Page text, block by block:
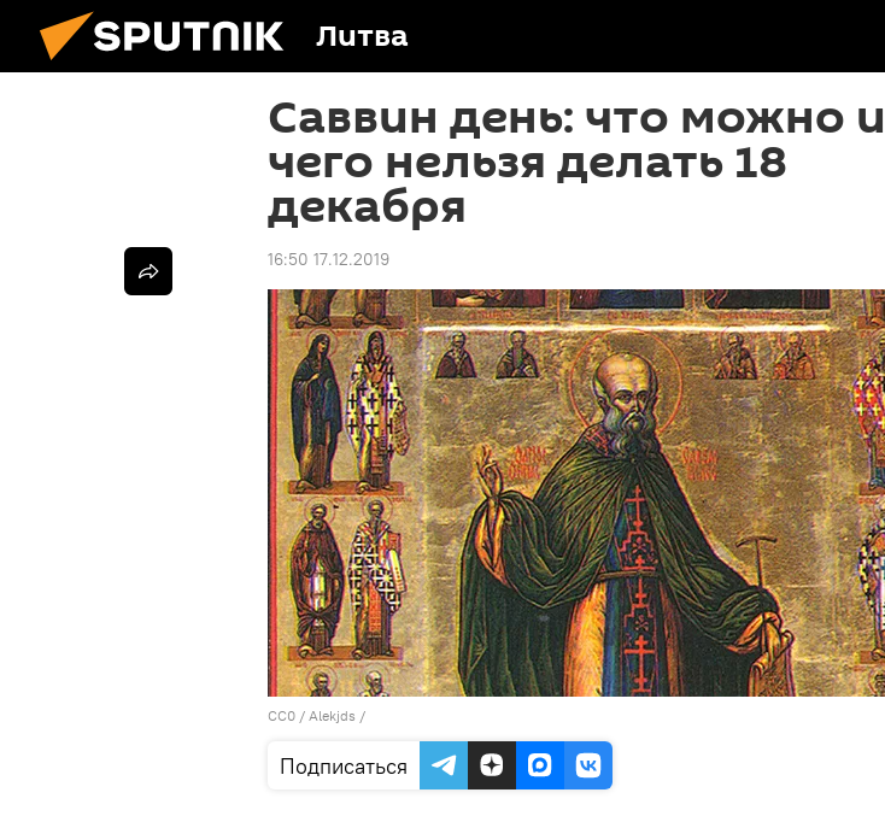
Литва
Саввин день: что можно и
чего нельзя делать 18
декабря
16:50 17.12.2019
CC0 / Alekjds /
Подписаться